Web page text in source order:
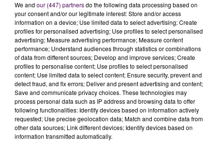
matériel réformé pour professionnels ou particuliers
! Intéressé ? Rendez-vous sur
https://t.co/4FAA5xCfvT pic.twitter.com/Lb9SGYr97v
— Département Mayenne (@lamayenne)October
22, 2020
We and our (447) partnersdo the following data processing based on
your consent and/or our legitimate interest: Store and/or access
information on a device; Use limited data to select advertising; Create
profiles for personalised advertising; Use profiles to select personalised
advertising; Measure advertising performance; Measure content
performance; Understand audiences through statistics or combinations
of data from different sources; Develop and improve services; Create
profiles to personalise content; Use profiles to select personalised
content; Use limited data to select content; Ensure security, prevent and
detect fraud, and fix errors; Deliver and present advertising and content;
Save and communicate privacy choices. These technologies may
process personal data such as IP address and browsing data to offer
following functionalities: Identify devices based on information actively
requested; Use precise geolocation data; Match and combine data from
other data sources; Link different devices; Identify devices based on
information transmitted automatically.